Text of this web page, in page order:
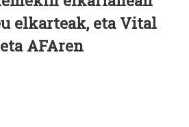
elkarteak, eta Vital
AFAren